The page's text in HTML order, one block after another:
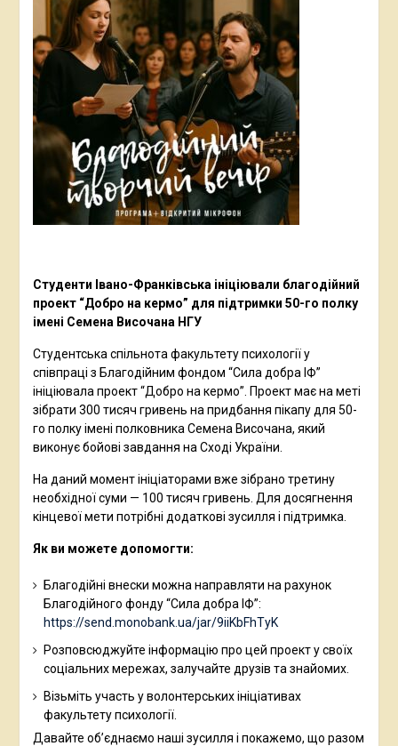
Студенти Івано-Франківська ініціювали благодійний
проект “Добро на кермо” для підтримки 50-го полку
імені Семена Височана НГУ
Студентська спільнота факультету психології у
співпраці з Благодійним фондом “Сила добра ІФ”
ініціювала проект “Добро на кермо”. Проект має на меті
зібрати 300 тисяч гривень на придбання пікапу для 50-
го полку імені полковника Семена Височана, який
виконує бойові завдання на Сході України.
На даний момент ініціаторами вже зібрано третину
необхідної суми — 100 тисяч гривень. Для досягнення
кінцевої мети потрібні додаткові зусилля і підтримка.
Як ви можете допомогти:
Благодійні внески можна направляти на рахунок
Благодійного фонду “Сила добра ІФ”:
https://send.monobank.ua/jar/9iiKbFhTyK
Розповсюджуйте інформацію про цей проект у своїх
соціальних мережах, залучайте друзів та знайомих.
Візьміть участь у волонтерських ініціативах
факультету психології.
Давайте об’єднаємо наші зусилля і покажемо, що разом